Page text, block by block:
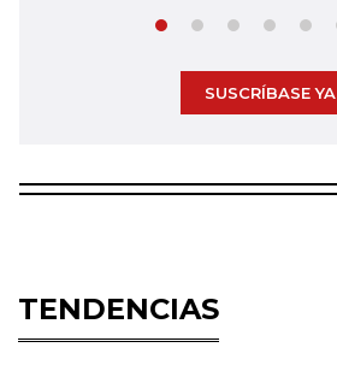
SUSCRÍBASE YA
TENDENCIAS